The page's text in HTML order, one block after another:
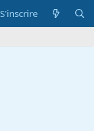
S'inscrire